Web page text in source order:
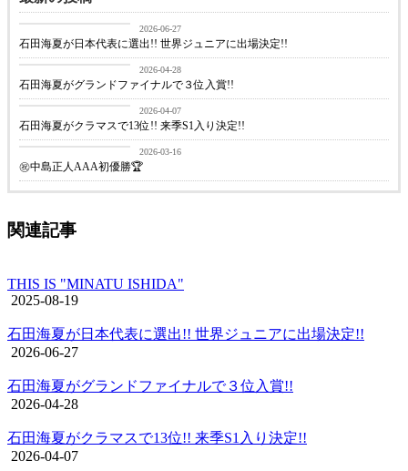
2026-06-27
石田海夏が日本代表に選出!! 世界ジュニアに出場決定!!
BLOG
2026-04-28
石田海夏がグランドファイナルで３位入賞!!
BLOG
2026-04-07
石田海夏がクラマスで13位!! 来季S1入り決定!!
BLOG
2026-03-16
㊗️中島正人AAA初優勝🏆
関連記事
THIS IS "MINATU ISHIDA"
2025-08-19
石田海夏が日本代表に選出!! 世界ジュニアに出場決定!!
2026-06-27
石田海夏がグランドファイナルで３位入賞!!
2026-04-28
石田海夏がクラマスで13位!! 来季S1入り決定!!
2026-04-07